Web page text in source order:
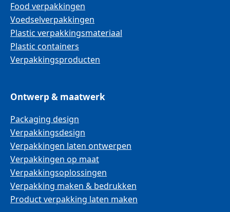
Food verpakkingen
Voedselverpakkingen
Plastic verpakkingsmateriaal
Plastic containers
Verpakkingsproducten
Ontwerp & maatwerk
Packaging design
Verpakkingsdesign
Verpakkingen laten ontwerpen
Verpakkingen op maat
Verpakkingsoplossingen
Verpakking maken & bedrukken
Product verpakking laten maken